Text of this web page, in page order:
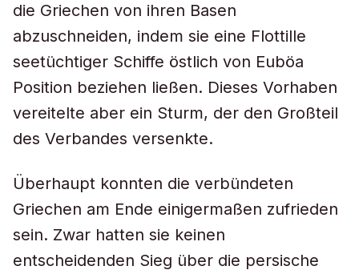
die Griechen von ihren Basen
abzuschneiden, indem sie eine Flottille
seetüchtiger Schiffe östlich von Euböa
Position beziehen ließen. Dieses Vorhaben
vereitelte aber ein Sturm, der den Großteil
des Verbandes versenkte.
Überhaupt konnten die verbündeten
Griechen am Ende einigermaßen zufrieden
sein. Zwar hatten sie keinen
entscheidenden Sieg über die persische